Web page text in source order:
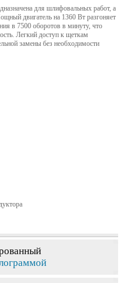
для шлифовальных работ, а
двигатель на 1360 Вт разгоняет
в 7500 оборотов в минуту, что
Легкий доступ к щеткам
замены без необходимости